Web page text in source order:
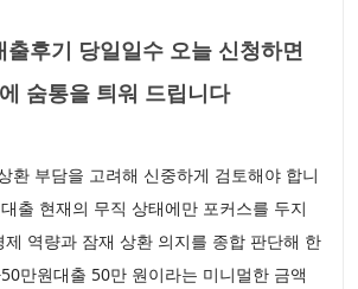
출후기 당일일수 오늘 신청하면
숨통을 틔워 드립니다
환 부담을 고려해 신중하게 검토해야 합니
출 현재의 무직 상태에만 포커스를 두지
역량과 잠재 상환 의지를 종합 판단해 한
만원대출 50만 원이라는 미니멀한 금액